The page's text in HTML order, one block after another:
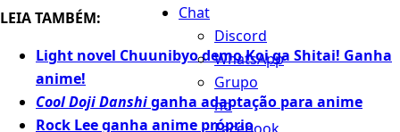
Chat
Discord
WhatsApp
Grupo
no
LEIA TAMBÉM:
Light novel Chuunibyo demo Koi ga Shitai! Ganha
anime!
Cool Doji Danshiganha adaptação para anime
Rock Lee ganha anime próprio